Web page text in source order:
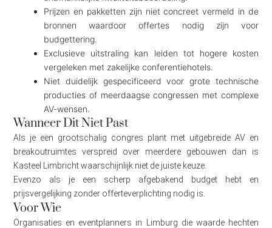
Prijzen en pakketten zijn niet concreet vermeld in de
bronnen waardoor offertes nodig zijn voor
budgettering.
Exclusieve uitstraling kan leiden tot hogere kosten
vergeleken met zakelijke conferentiehotels.
Niet duidelijk gespecificeerd voor grote technische
producties of meerdaagse congressen met complexe
AV-wensen.
Wanneer Dit Niet Past
Als je een grootschalig congres plant met uitgebreide AV en
breakoutruimtes verspreid over meerdere gebouwen dan is
Kasteel Limbricht waarschijnlijk niet de juiste keuze.
Evenzo als je een scherp afgebakend budget hebt en
prijsvergelijking zonder offerteverplichting nodig is.
Voor Wie
Organisaties en eventplanners in Limburg die waarde hechten